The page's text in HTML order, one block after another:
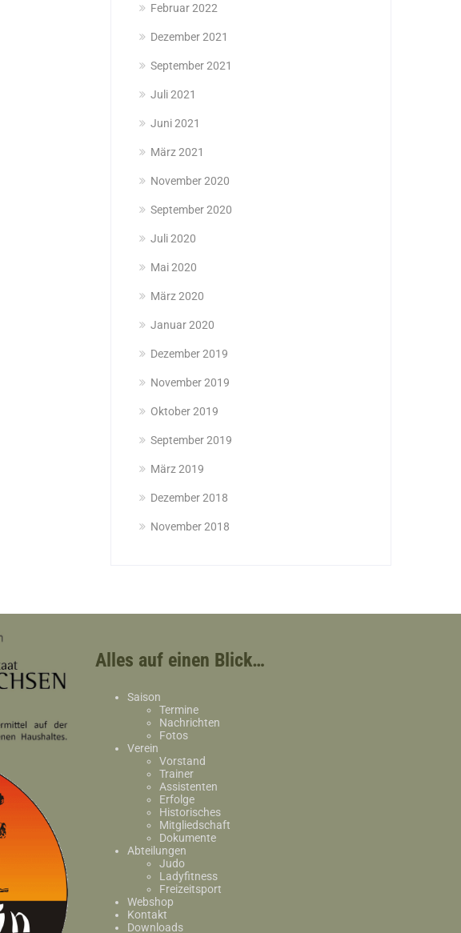
Februar 2022
Dezember 2021
September 2021
Juli 2021
Juni 2021
März 2021
November 2020
September 2020
Juli 2020
Mai 2020
März 2020
Januar 2020
Dezember 2019
November 2019
Oktober 2019
September 2019
März 2019
Dezember 2018
November 2018
Alles auf einen Blick…
Saison
Termine
Nachrichten
Fotos
Verein
Vorstand
Trainer
Assistenten
Erfolge
Historisches
Mitgliedschaft
Dokumente
Abteilungen
Judo
Ladyfitness
Freizeitsport
Webshop
Kontakt
Downloads